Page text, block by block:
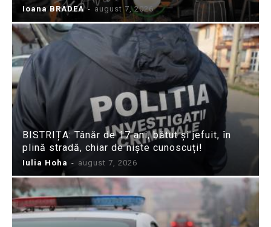
Ioana BRADEA - august 7, 2026
BISTRIȚA: Tânăr de 17 ani, bătut și jefuit, în
plină stradă, chiar de niște cunoscuți!
Iulia Hoha - august 7, 2026